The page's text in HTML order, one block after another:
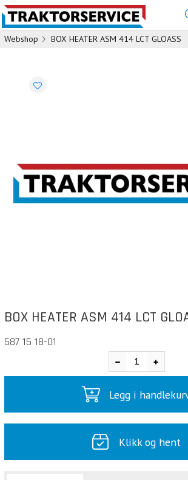
Webshop BOX HEATER ASM 414 LCT GLOASS
BOX HEATER ASM 414 LCT
587 15 18-01
Legg i
Klikk og hent